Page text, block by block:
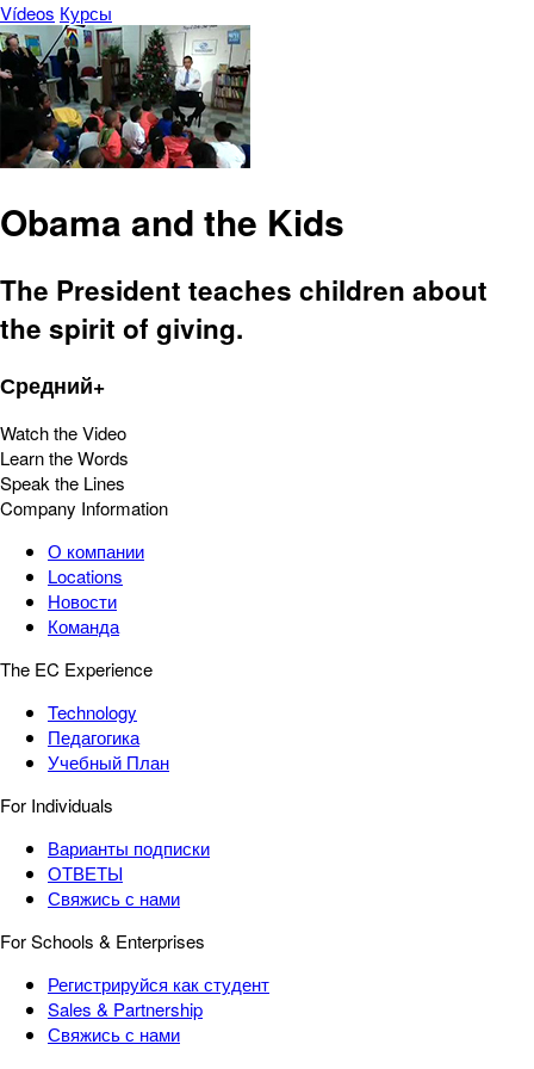
Vídeos Курсы
Obama and the Kids
The President teaches children about
the spirit of giving.
Средний+
Watch the Video
Learn the Words
Speak the Lines
Company Information
О компании
Locations
Новости
Команда
The EC Experience
Technology
Педагогика
Учебный План
For Individuals
Варианты подписки
ОТВЕТЫ
Свяжись с нами
For Schools & Enterprises
Регистрируйся как студент
Sales & Partnership
Свяжись с нами